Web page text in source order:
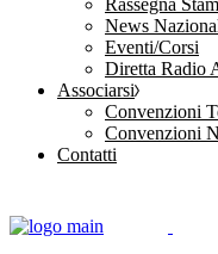
Rassegna
News
Eventi/Corsi
Diretta Radio
Associarsi
Convenzioni
Convenzioni
Contatti